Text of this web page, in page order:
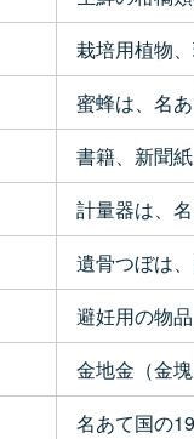
栽培用植物
蜜蜂は、名
書籍、新聞
計量器は、
遺骨つぼは
避妊用の物
金地金（金
名あて国の